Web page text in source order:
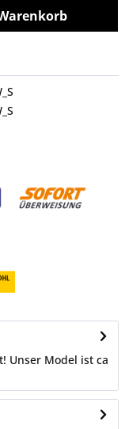
Unser Model ist ca